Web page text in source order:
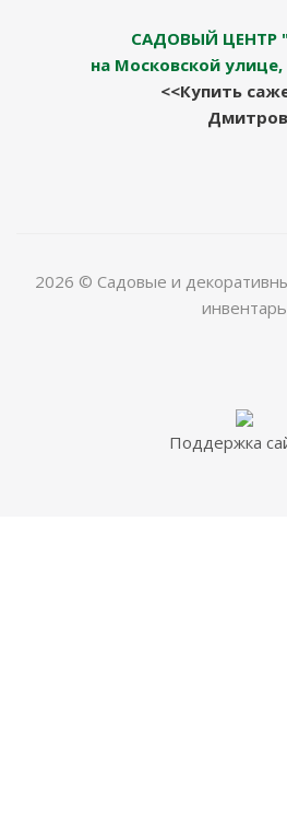
САДОВЫЙ ЦЕНТР
на Московской
<<Купить
2026 © Садовые и
инвентарь
Поддержка